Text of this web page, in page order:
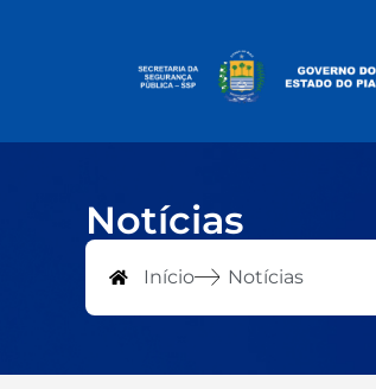
Notícias
Início Notícias